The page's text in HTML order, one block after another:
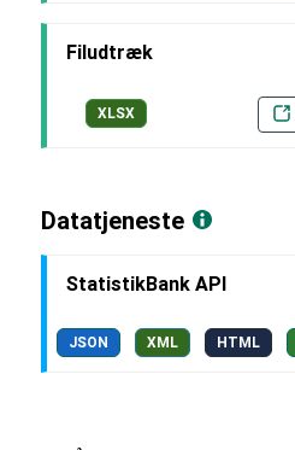
Filudtræk
XLSX
Datatjeneste
StatistikBank API
JSON XML HTML